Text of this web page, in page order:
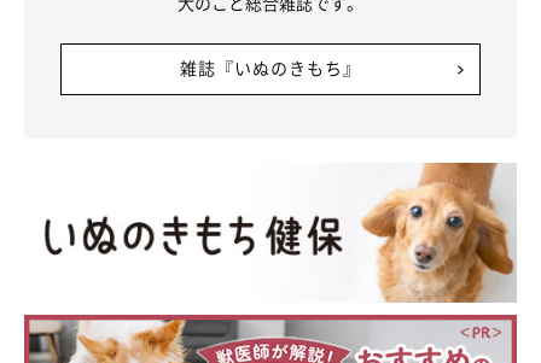
雑誌『いぬのきもち』